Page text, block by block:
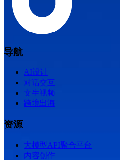
导航
AI设计
对话交互
文生视频
跨境出海
资源
大模型API聚合平台
内容创作